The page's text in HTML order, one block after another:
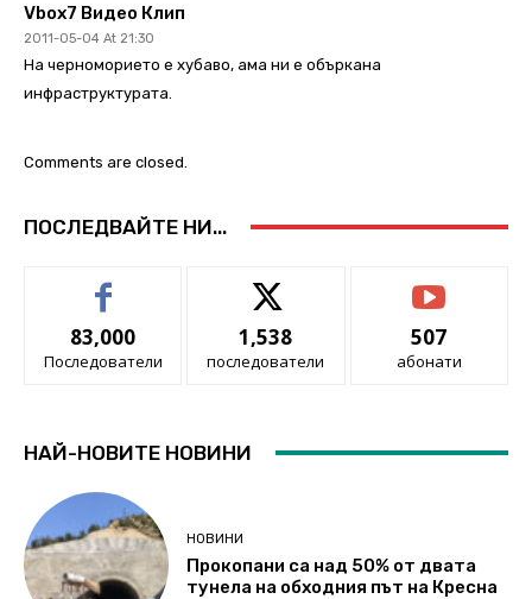
Vbox7 Видео Клип
2011-05-04 At 21:30
На черноморието е хубаво, ама ни е объркана
инфраструктурата.
Comments are closed.
ПОСЛЕДВАЙТЕ НИ...
83,000
Последователи
1,538
последователи
507
абонати
НАЙ-НОВИТЕ НОВИНИ
НОВИНИ
Прокопани са над 50% от двата
тунела на обходния път на Кресна